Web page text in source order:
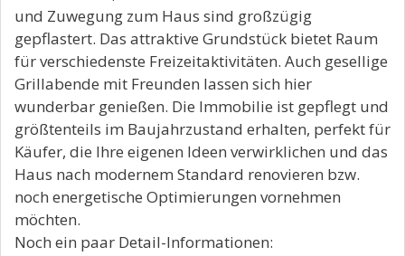
und Zuwegung zum Haus sind großzügig
gepflastert. Das attraktive Grundstück bietet Raum
für verschiedenste Freizeitaktivitäten. Auch gesellige
Grillabende mit Freunden lassen sich hier
wunderbar genießen. Die Immobilie ist gepflegt und
größtenteils im Baujahrzustand erhalten, perfekt für
Käufer, die Ihre eigenen Ideen verwirklichen und das
Haus nach modernem Standard renovieren bzw.
noch energetische Optimierungen vornehmen
möchten.
Noch ein paar Detail-Informationen: